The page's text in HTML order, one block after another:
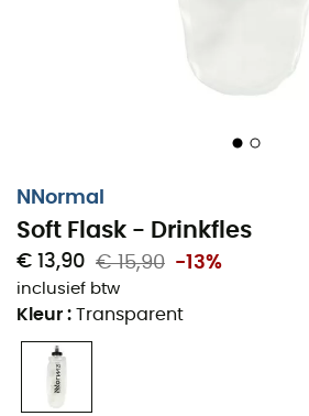
NNormal
Soft Flask - Drinkfles
€ 13,90 € 15,90 -13%
inclusief btw
Kleur : Transparent